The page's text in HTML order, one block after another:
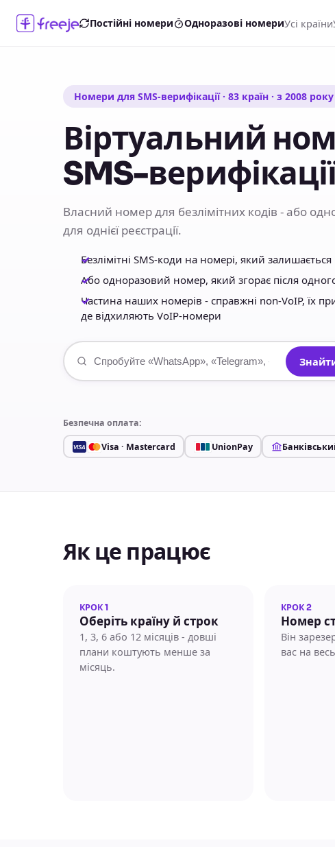
Постійні номери Одноразові номериУсі країни
Номери для SMS-верифікації · 83 країн · з 2008 року
Віртуальний
SMS-
Власний номер для безлімітних кодів - або
для однієї реєстрації.
Безлімітні SMS-коди на номері, який
Або одноразовий номер, який згорає після
Частина наших номерів - справжні non-VoIP, їх
де відхиляють VoIP-номери
Безпечна оплата:
VISA Visa · Mastercard UnionPay
Як це працює
КРОК 1
Оберіть країну й строк
1, 3, 6 або 12 місяців - довші
плани коштують менше за
місяць.
КРОК 2
Номер
Він
вас на